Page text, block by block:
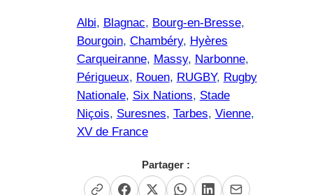
Albi, Blagnac, Bourg-en-Bresse
Bourgoin, Chambéry, Hyères
Carqueiranne, Massy, Narbonne
Périgueux, Rouen, RUGBY, Rugby
Nationale, Six Nations, Stade
Niçois, Suresnes, Tarbes, Vienne
XV de France
Partager :